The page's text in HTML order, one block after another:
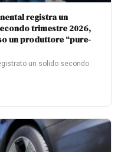
registra un
trimestre 2026,
un produttore “pure-
un solido secondo